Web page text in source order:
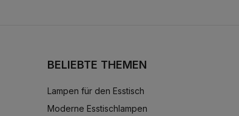
BELIEBTE THEMEN
Lampen für den Esstisch
Moderne Esstischlampen